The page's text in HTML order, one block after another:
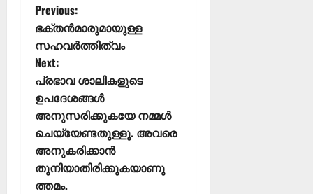
Previous:
ഭക്തൻമാരുമായുള്ള
സഹവർത്തിത്വം
Next:
പ്രഭാവ ശാലികളുടെ
ഉപദേശങ്ങൾ
അനുസരിക്കുകയേ നമ്മൾ
ചെയ്യേണ്ടതുള്ളൂ. അവരെ
അനുകരിക്കാൻ
തുനിയാതിരിക്കുകയാണു
ത്തമം.